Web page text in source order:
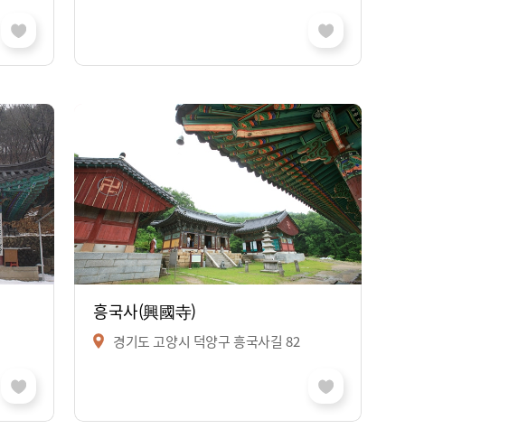
흥국사(興國寺)
경기도 고양시 덕양구 흥국사길 82